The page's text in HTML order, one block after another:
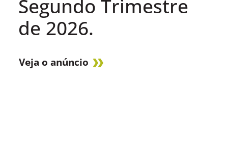
Segundo Trimestre
de 2026.
Veja o anúncio